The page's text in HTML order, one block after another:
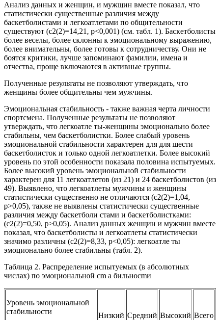
Анализ данных и женщин, и мужщин вместе показал, что
статистически существенные различия между
баскетболистами и легкоатлетами по общительности
существуют (c2(2)=14,21, p<0,001) (см. табл. 1). Баскетболисты
более веселы, более склонны к эмоциональному выражению,
более внимательны, более готовы к сотрудничеству. Они не
боятся критики, лучше запоминают фамилии, имена и
отчества, проще включаются в активные группы.
Полученные результаты не позволяют утверждать, что
женщины более общительны чем мужчины.
Эмоциональная стабильность - также важная черта личности
спортсмена. Полученные результаты не позволяют
утверждать, что легкоатле ты-женщины эмоционально более
стабильны, чем баскетболистки. Более слабый уровень
эмоциональной стабильности характерен для для шести
баскетболисток и только одной легкоатлетки. Более высокий
уровень по этой особенности показала половина испытуемых.
Более высокий уровень эмоциональной стабильности
характерен для 11 легкоатлетов (из 21) и 24 баскетболистов (из
49). Выявлено, что легкоатлеты мужчины и женщины
статистически существенно не отличаются (c2(2)=1,04,
p>0,05), также не выявлены статистически существенные
различия между баскетболи стами и баскетболистками:
(c2(2)=0,50, p>0,05). Анализ данных женщин и мужчин вместе
показал, что баскетболисты и легкоатлеты статистически
значимо различны (c2(2)=8,33, p<0,05): легкоатле ты
эмоционально более стабильны (табл. 2).
Таблица 2. Распределение испытуемых (в абсолютных
числах) по эмоциональной cm а бильноcmи
Уровень эмоциональной
стабильности
Низкий Средний Высокий Всего